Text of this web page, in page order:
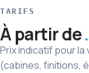
TARIFS
À partir de
Prix indicatif pour
(cabines, finitions,